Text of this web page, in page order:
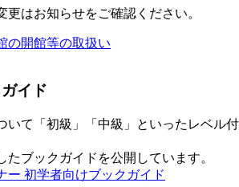
更はお知らせをご確認ください。
の開館等の取扱い
イド
いて「初級」「中級」といったレベル付
たブックガイドを公開しています。
ー 初学者向けブックガイド